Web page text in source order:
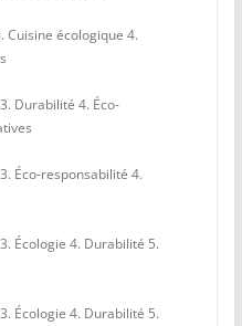
Cuisine écologique 4.
Durabilité 4. Éco-
Éco-responsabilité 4.
Écologie 4. Durabilité 5.
Écologie 4. Durabilité 5.